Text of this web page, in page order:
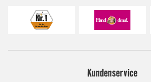
Kundenservice